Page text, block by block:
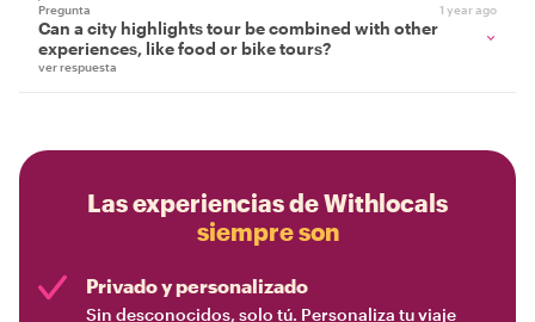
Pregunta 1 year ago
Can a city highlights tour be combined with other
experiences, like food or bike tours?
ver respuesta
Las experiencias de Withlocals
siempre son
Privado y personalizado
Sin desconocidos, solo tú. Personaliza tu viaje